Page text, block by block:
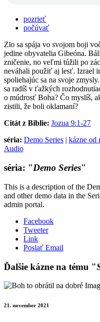
pozrieť
počúvať
Zlo sa spája vo svojom boji
jedine obyvatelia Gibeóna.
zničenie, no veľmi túžili po
neváhali použiť aj lesť. Izrael
spoliehajúc sa na svoje
sa radíš v ťažkých
o múdrosť Boha? Čo myslíš,
zistili, že boli oklamaní?
Citát z Biblie: Jozua 9:1-27
séria: Demo Series | kázne od
Audio
séria: "Demo Series"
This is a description of the
and other demo data in the
admin portal.
Facebook
Tweeter
Link
Poslať Email
Ďalšie kázne na tému "
21. november 2021